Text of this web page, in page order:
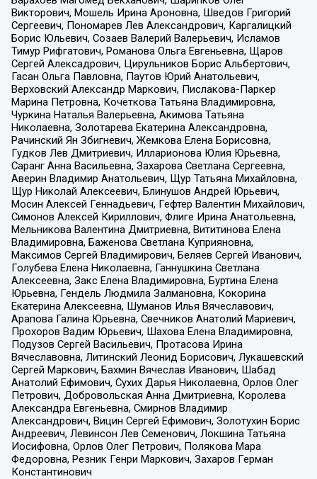
Викторович, Мошель Ирина Ароновна, Шведов Григорий
Сергеевич, Пономарев Лев Александрович, Каргалицкий
Борис Юльевич, Созаев Валерий Валерьевич, Исламов
Тимур Рифгатович, Романова Ольга Евгеньевна, Щаров
Сергей Алексадрович, Цирульников Борис Альбертович,
Гасан Ольга Павловна, Паутов Юрий Анатольевич,
Верховский Александр Маркович, Пислакова-Паркер
Марина Петровна, Кочеткова Татьяна Владимировна,
Чуркина Наталья Валерьевна, Акимова Татьяна
Николаевна, Золотарева Екатерина Александровна,
Рачинский Ян Збигневич, Жемкова Елена Борисовна,
Гудков Лев Дмитриевич, Илларионова Юлия Юрьевна,
Саранг Анна Васильевна, Захарова Светлана Сергеевна,
Аверин Владимир Анатольевич, Щур Татьяна Михайловна,
Щур Николай Алексеевич, Блинушов Андрей Юрьевич,
Мосин Алексей Геннадьевич, Гефтер Валентин Михайлович,
Симонов Алексей Кириллович, Флиге Ирина Анатольевна,
Мельникова Валентина Дмитриевна, Вититинова Елена
Владимировна, Баженова Светлана Куприяновна,
Максимов Сергей Владимирович, Беляев Сергей Иванович,
Голубева Елена Николаевна, Ганнушкина Светлана
Алексеевна, Закс Елена Владимировна, Буртина Елена
Юрьевна, Гендель Людмила Залмановна, Кокорина
Екатерина Алексеевна, Шуманов Илья Вячеславович,
Арапова Галина Юрьевна, Свечников Анатолий Мариевич,
Прохоров Вадим Юрьевич, Шахова Елена Владимировна,
Подузов Сергей Васильевич, Протасова Ирина
Вячеславовна, Литинский Леонид Борисович, Лукашевский
Сергей Маркович, Бахмин Вячеслав Иванович, Шабад
Анатолий Ефимович, Сухих Дарья Николаевна, Орлов Олег
Петрович, Добровольская Анна Дмитриевна, Королева
Александра Евгеньевна, Смирнов Владимир
Александрович, Вицин Сергей Ефимович, Золотухин Борис
Андреевич, Левинсон Лев Семенович, Локшина Татьяна
Иосифовна, Орлов Олег Петрович, Полякова Мара
Федоровна, Резник Генри Маркович, Захаров Герман
Константинович